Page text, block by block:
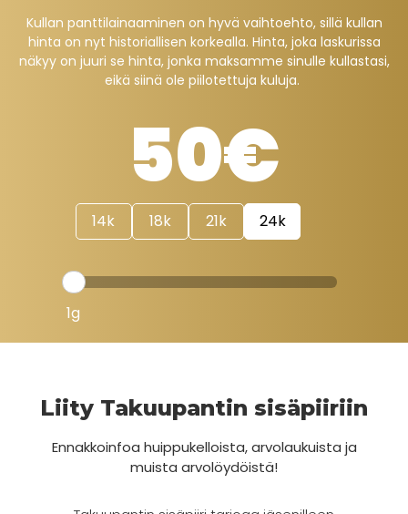
Kullan panttilainaaminen on hyvä vaihtoehto, sillä kullan
hinta on nyt historiallisen korkealla. Hinta, joka laskurissa
näkyy on juuri se hinta, jonka maksamme sinulle kullastasi,
eikä siinä ole piilotettuja kuluja.
50€
14k 18k 21k 24k
Liity Takuupantin sisäpiiriin
Ennakkoinfoa huippukelloista, arvolaukuista ja
muista arvolöydöistä!